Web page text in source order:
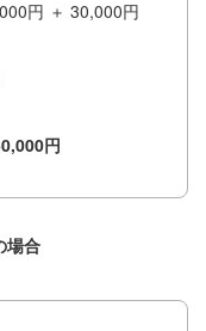
円 ＋ 30,000円
円
場合